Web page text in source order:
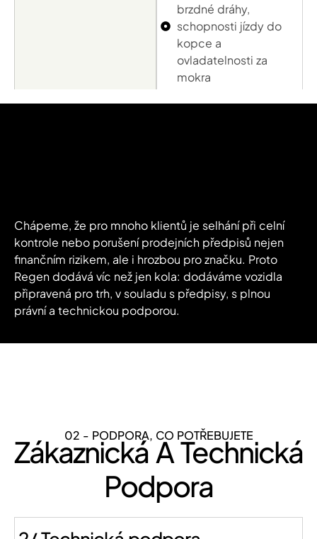
brzdné dráhy,
schopnosti jízdy do
kopce a
ovladatelnosti za
mokra
Chápeme, že pro mnoho klientů je selhání při celní
kontrole nebo porušení prodejních předpisů nejen
finančním rizikem, ale i hrozbou pro značku. Proto
Regen dodává víc než jen kola: dodáváme vozidla
připravená pro trh, v souladu s předpisy, s plnou
právní a technickou podporou.
02 - PODPORA, CO POTŘEBUJETE
Zákaznická A Technická
Podpora